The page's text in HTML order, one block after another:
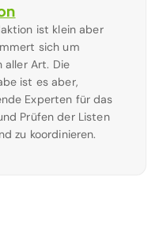
ist klein aber
sich um
aller Art. Die
ist es aber,
Experten für das
Prüfen der Listen
zu koordinieren.